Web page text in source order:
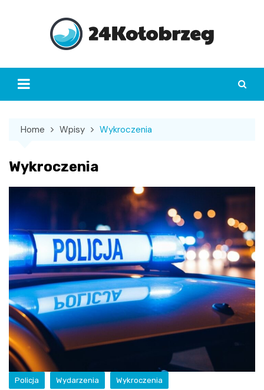
Home Wpisy Wykroczenia
Wykroczenia
Policja Wydarzenia Wykroczenia